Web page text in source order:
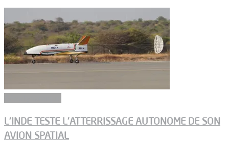
L’INDE TESTE L’ATTERRISSAGE AUTONOME DE SON
AVION SPATIAL